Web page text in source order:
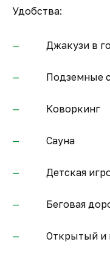
Удобства:
Джакузи в
Подземные
Коворкинг
Сауна
Детская
Беговая
Открытый и